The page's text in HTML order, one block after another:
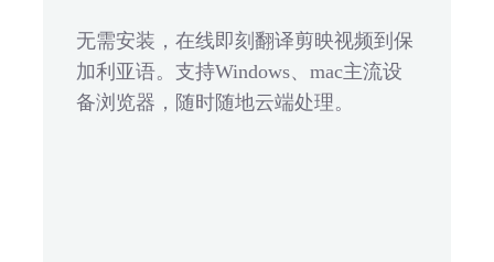
无需安装，在线即刻翻译剪映视频到保
加利亚语。支持Windows、mac主流设
备浏览器，随时随地云端处理。